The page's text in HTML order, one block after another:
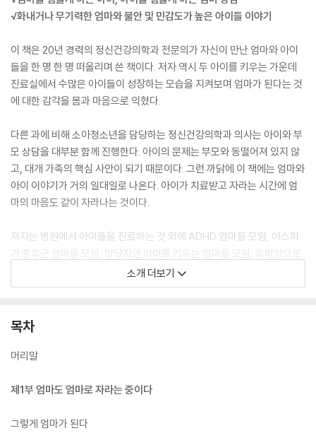
√화내거나 무기력한 엄마와 불안 및 민감도가 높은 아이들 이야기
이 책은 20년 경력의 정신건강의학과 전문의가 자신이 만난 엄마와 아이
들을 한 명 한 명 떠올리며 쓴 책이다. 저자 역시 두 아이를 키우는 가운데
진료실에서 수많은 아이들이 성장하는 모습을 지켜보며 엄마가 된다는 것
에 대한 감각을 몸과 마음으로 익혔다.
다른 과에 비해 소아청소년을 담당하는 정신건강의학과 의사는 아이와 부
모 상담을 대부분 함께 진행한다. 아이의 문제는 부모와 동떨어져 있지 않
고, 대개 가족의 핵심 사안이 되기 때문이다. 그런 까닭에 이 책에는 엄마와
아이 이야기가 거의 일대일로 나온다. 아이가 치료받고 자라는 시간에 엄
마의 마음도 같이 자라나는 것이다.
저자는 병원에서 아이들을 진료하는 것 외에 ADHD 엄마들 모임, 아스퍼
거 증후군 엄마들 모임, 발달지연 아이를 키우는 엄마들 모임, 유방암으로
치료 중인 엄마들 모임을 함께 하면서 엄마들 마음을 수없이 만나보기도
했다. 사실 어떤 때는 아이보다 엄마가 더 힘들다. 아이는 엄마한테라도 얘
마음을 못 알아줄 때가 많고, 양가 부모들은 “애가 왜 그런 것도 못하냐”
마음을 오래 지니다보면 분노심을 표출하기도 한다. 저자는 좌절감, 무기
을 이용한 분석과 함께 펼쳐 보인다.
소개 더보기
목차
머리말
제1부 엄마도 엄마로 자라는 중이다
그렇게 엄마가 된다